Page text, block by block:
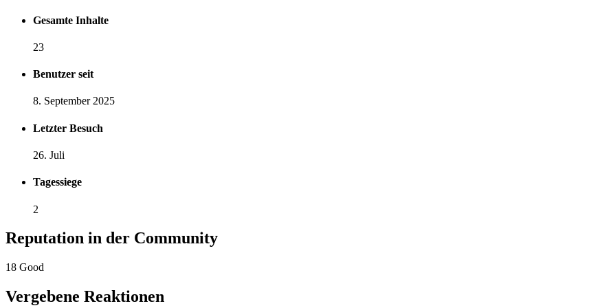
Gesamte Inhalte
23
Benutzer seit
8. September 2025
Letzter Besuch
26. Juli
Tagessiege
2
Reputation in der Community
18 Good
Vergebene Reaktionen